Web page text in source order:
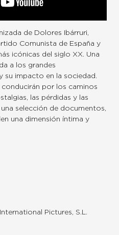
de Dolores Ibárruri,
Comunista de España y
icónicas del siglo XX. Una
a los grandes
su impacto en la sociedad.
por los caminos
las pérdidas y las
selección de documentos,
una dimensión íntima y
Pictures, S.L.